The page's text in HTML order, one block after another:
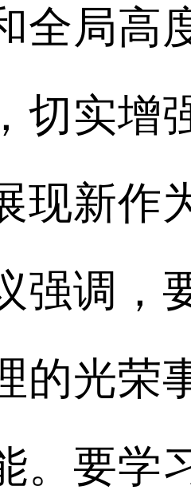
全局高
切实增
现新作
调，要
的光荣
。要学